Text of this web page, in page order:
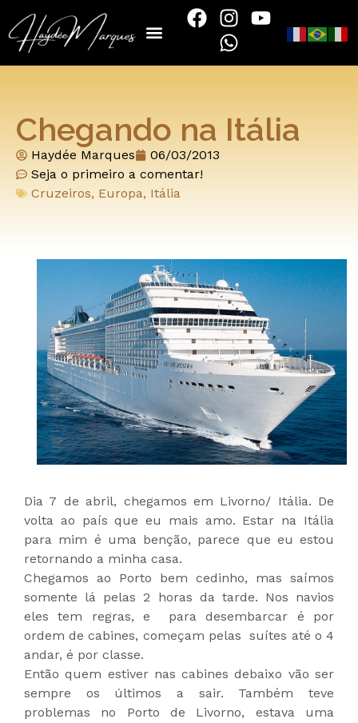
Chegando na Itália
Haydée Marques
06/03/2013
Seja o primeiro a comentar!
Cruzeiros, Europa, Itália
Dia 7 de abril, chegamos em Livorno/ Itália. De
volta ao país que eu mais amo. Estar na Itália
para mim é uma benção, parece que eu estou
retornando a minha casa.
Chegamos ao Porto bem cedinho, mas saímos
somente lá pelas 2 horas da tarde. Nos navios
eles tem regras, e para desembarcar é por
ordem de cabines, começam pelas suítes até o 4
andar, é por classe.
Então quem estiver nas cabines debaixo vão ser
sempre os últimos a sair. Também teve
problemas no Porto de Livorno, estava uma